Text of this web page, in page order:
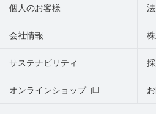
個人のお客様
会社情報
サステナビリティ
オンラインショップ